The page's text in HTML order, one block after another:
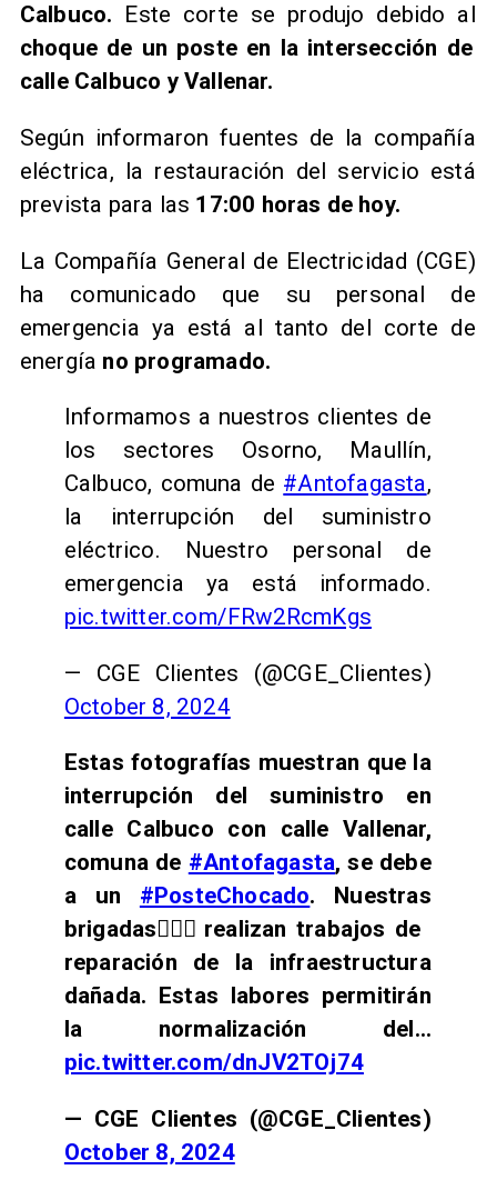
Calbuco. Este corte se produjo debido al
choque de un poste en la intersección de
calle Calbuco y Vallenar.
Según informaron fuentes de la compañía
eléctrica, la restauración del servicio está
prevista para las 17:00 horas de hoy.
La Compañía General de Electricidad (CGE)
ha comunicado que su personal de
emergencia ya está al tanto del corte de
energía no programado.
Informamos a nuestros clientes de
los sectores Osorno, Maullín,
Calbuco, comuna de #Antofagasta,
la interrupción del suministro
eléctrico. Nuestro personal de
emergencia ya está informado.
pic.twitter.com/FRw2RcmKgs
— CGE Clientes (@CGE_Clientes)
October 8, 2024
Estas fotografías muestran que la
interrupción del suministro en
calle Calbuco con calle Vallenar,
comuna de #Antofagasta, se debe
a un #PosteChocado. Nuestras
brigadas👷🏻‍♂️realizan trabajos de
reparación de la infraestructura
dañada. Estas labores permitirán
la normalización del…
pic.twitter.com/dnJV2TOj74
— CGE Clientes (@CGE_Clientes)
October 8, 2024